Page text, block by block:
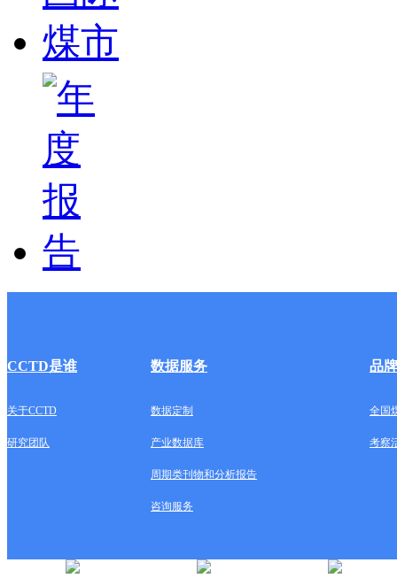
CCTD是谁 数据服务 品
关于CCTD 数据定制 全国
研究团队 产业数据库 考察
周期类刊物和分析报告
咨询服务